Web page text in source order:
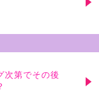
次第でその後